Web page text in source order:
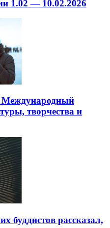
1.02 — 10.02.2026
Международный
творчества и
буддистов рассказал,